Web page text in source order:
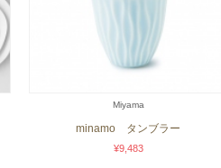
Miyama
minamo タンブラー
¥9,483